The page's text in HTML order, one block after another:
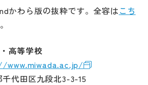
かわら版の抜粋です。全容はこち
高等学校
千代田区九段北3-3-15